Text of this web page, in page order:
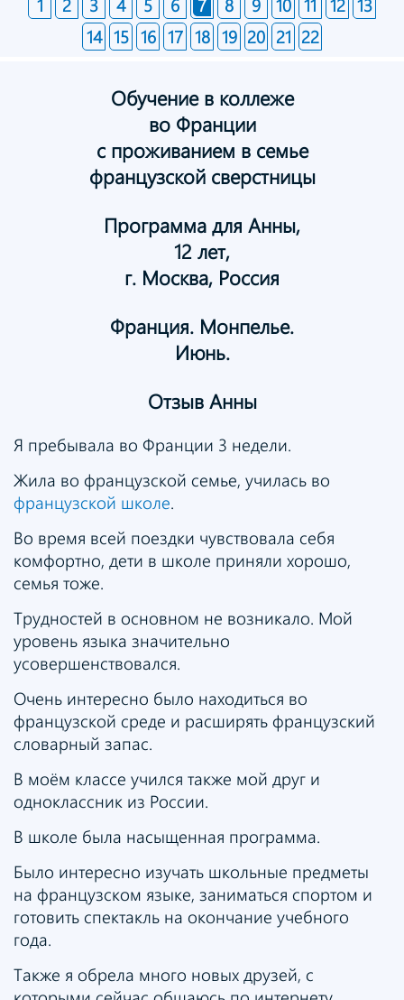
1 2 3 4 5 6 7 8 9 10 11 12 13
14 15 16 17 18 19 20 21 22
Обучение в коллеже
во Франции
с проживанием в семье
французской сверстницы
Программа для Анны,
12 лет,
г. Москва, Россия
Франция. Монпелье.
Июнь.
Отзыв Анны
Я пребывала во Франции 3 недели.
Жила во французской семье, училась во
французской школе.
Во время всей поездки чувствовала себя
комфортно, дети в школе приняли хорошо,
семья тоже.
Трудностей в основном не возникало. Мой
уровень языка значительно
усовершенствовался.
Очень интересно было находиться во
французской среде и расширять французский
словарный запас.
В моём классе учился также мой друг и
одноклассник из России.
В школе была насыщенная программа.
Было интересно изучать школьные предметы
на французском языке, заниматься спортом и
готовить спектакль на окончание учебного
года.
Также я обрела много новых друзей, с